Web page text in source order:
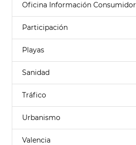
Oficina Información Consumidor
Participación
Playas
Sanidad
Tráfico
Urbanismo
Valencia